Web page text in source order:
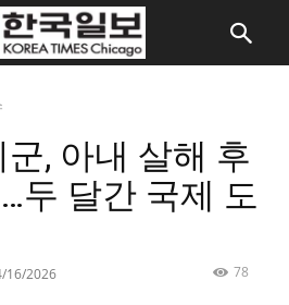
, 아내 살해 후
두 달간 국제 도
16/2026 78